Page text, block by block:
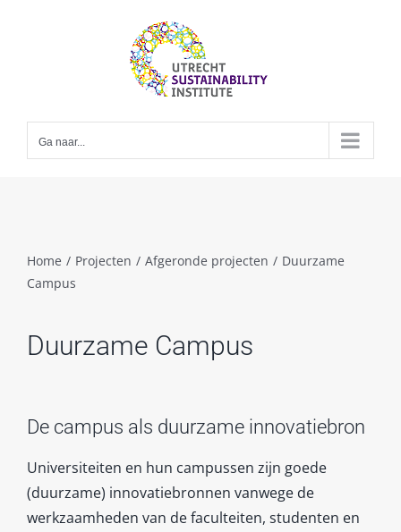
Ga naar...
Home / Projecten / Afgeronde projecten / Duurzame
Campus
Duurzame Campus
De campus als duurzame innovatiebron
Universiteiten en hun campussen zijn goede
(duurzame) innovatiebronnen vanwege de
werkzaamheden van de faculteiten, studenten en